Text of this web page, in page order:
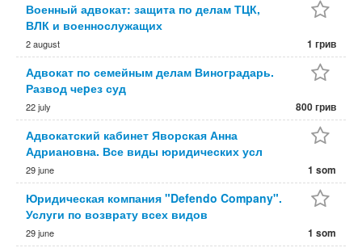
Военный адвокат: защита по делам ТЦК,
ВЛК и военнослужащих
2 august 1 грив
Адвокат по семейным делам Виноградарь.
Развод чеpез суд
22 july 800 грив
Адвокатский кабинет Яворская Анна
Адриановна. Все виды юридических усл
29 june 1 som
Юридическая компания "Defendo Company".
Услуги по возврату всех видов
29 june 1 som